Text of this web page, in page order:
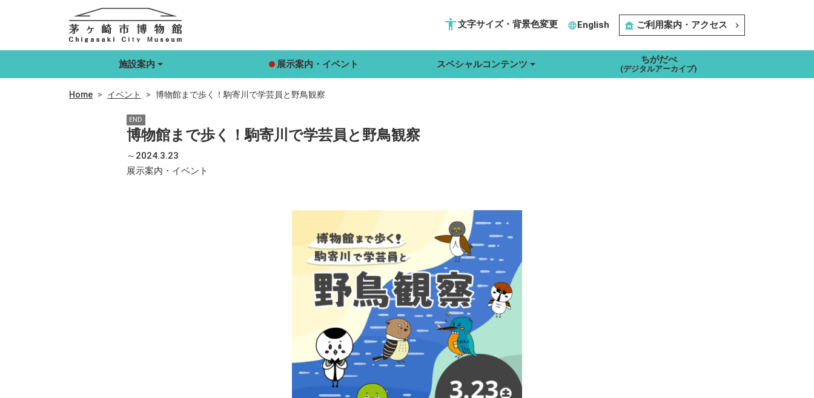
museum ご利用案内・アクセス navigate_next
accessibility文字サイズ・背景色変更 languageEnglish
施設案内 展示案内・イベント スペシャルコンテンツ ちがだべ
(デジタルアーカイブ)
Home イベント 博物館まで歩く！駒寄川で学芸員と野鳥観察
END
博物館まで歩く！駒寄川で学芸員と野鳥観察
～2024.3.23
展示案内・イベント